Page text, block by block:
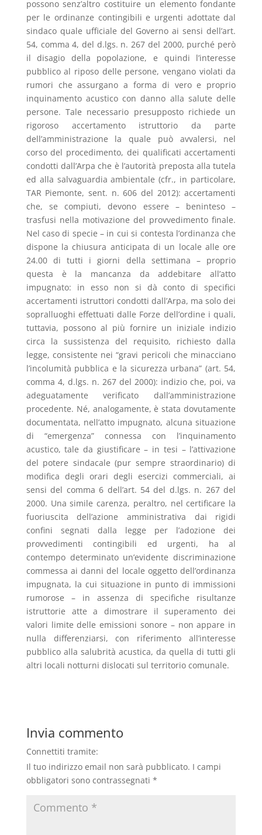
possono senz’altro costituire un elemento fondante
per le ordinanze contingibili e urgenti adottate dal
sindaco quale ufficiale del Governo ai sensi dell’art.
54, comma 4, del d.lgs. n. 267 del 2000, purché però
il disagio della popolazione, e quindi l’interesse
pubblico al riposo delle persone, vengano violati da
rumori che assurgano a forma di vero e proprio
inquinamento acustico con danno alla salute delle
persone. Tale necessario presupposto richiede un
rigoroso accertamento istruttorio da parte
dell’amministrazione la quale può avvalersi, nel
corso del procedimento, dei qualificati accertamenti
condotti dall’Arpa che è l’autorità preposta alla tutela
ed alla salvaguardia ambientale (cfr., in particolare,
TAR Piemonte, sent. n. 606 del 2012): accertamenti
che, se compiuti, devono essere – beninteso –
trasfusi nella motivazione del provvedimento finale.
Nel caso di specie – in cui si contesta l’ordinanza che
dispone la chiusura anticipata di un locale alle ore
24.00 di tutti i giorni della settimana – proprio
questa è la mancanza da addebitare all’atto
impugnato: in esso non si dà conto di specifici
accertamenti istruttori condotti dall’Arpa, ma solo dei
sopralluoghi effettuati dalle Forze dell’ordine i quali,
tuttavia, possono al più fornire un iniziale indizio
circa la sussistenza del requisito, richiesto dalla
legge, consistente nei “gravi pericoli che minacciano
l’incolumità pubblica e la sicurezza urbana” (art. 54,
comma 4, d.lgs. n. 267 del 2000): indizio che, poi, va
adeguatamente verificato dall’amministrazione
procedente. Né, analogamente, è stata dovutamente
documentata, nell’atto impugnato, alcuna situazione
di “emergenza” connessa con l’inquinamento
acustico, tale da giustificare – in tesi – l’attivazione
del potere sindacale (pur sempre straordinario) di
modifica degli orari degli esercizi commerciali, ai
sensi del comma 6 dell’art. 54 del d.lgs. n. 267 del
2000. Una simile carenza, peraltro, nel certificare la
fuoriuscita dell’azione amministrativa dai rigidi
confini segnati dalla legge per l’adozione dei
provvedimenti contingibili ed urgenti, ha al
contempo determinato un’evidente discriminazione
commessa ai danni del locale oggetto dell’ordinanza
impugnata, la cui situazione in punto di immissioni
rumorose – in assenza di specifiche risultanze
istruttorie atte a dimostrare il superamento dei
valori limite delle emissioni sonore – non appare in
nulla differenziarsi, con riferimento all’interesse
pubblico alla salubrità acustica, da quella di tutti gli
altri locali notturni dislocati sul territorio comunale.
Invia commento
Connettiti tramite:
Il tuo indirizzo email non sarà pubblicato. I campi
obbligatori sono contrassegnati *